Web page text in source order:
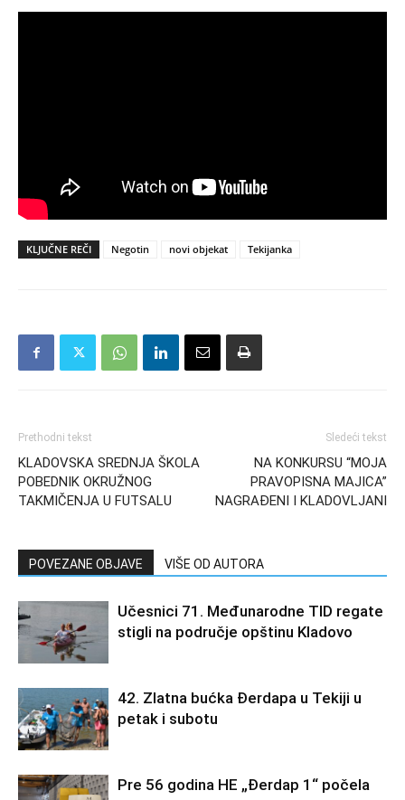
KLJUČNE REČI Negotin novi objekat Tekijanka
Prethodni tekst
KLADOVSKA SREDNJA ŠKOLA
POBEDNIK OKRUŽNOG
TAKMIČENJA U FUTSALU
Sledeći tekst
NA KONKURSU “MOJA
PRAVOPISNA MAJICA”
NAGRAĐENI I KLADOVLJANI
POVEZANE OBJAVE VIŠE OD AUTORA
Učesnici 71. Međunarodne TID regate
stigli na područje opštinu Kladovo
42. Zlatna bućka Đerdapa u Tekiji u
petak i subotu
Pre 56 godina HE „Đerdap 1“ počela